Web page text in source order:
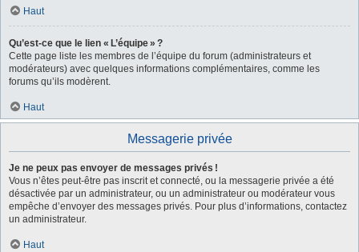
Haut
Qu’est-ce que le lien « L’équipe » ?
Cette page liste les membres de l’équipe du forum (administrateurs et
modérateurs) avec quelques informations complémentaires, comme les
forums qu’ils modèrent.
Haut
Messagerie privée
Je ne peux pas envoyer de messages privés !
Vous n’êtes peut-être pas inscrit et connecté, ou la messagerie privée a été
désactivée par un administrateur, ou un administrateur ou modérateur vous
empêche d’envoyer des messages privés. Pour plus d’informations, contactez
un administrateur.
Haut